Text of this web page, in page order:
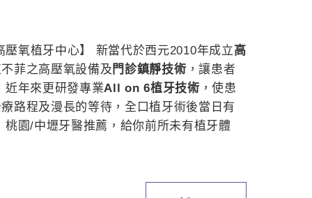
氧植牙中心】 新當代於西元2010年成立高
菲之高壓氧設備及 門診鎮靜技術 ，讓患者
近年來更研發專業All on 6植牙技術 ，使患
路程及漫長的等待，全口植牙術後當日有
園/中壢牙醫推薦，給你前所未有植牙體